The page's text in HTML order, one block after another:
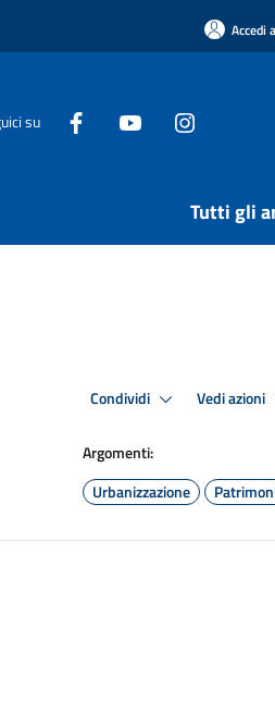
Accedi
su
Tutti gli
Condividi Vedi azioni
Argomenti:
Urbanizzazione